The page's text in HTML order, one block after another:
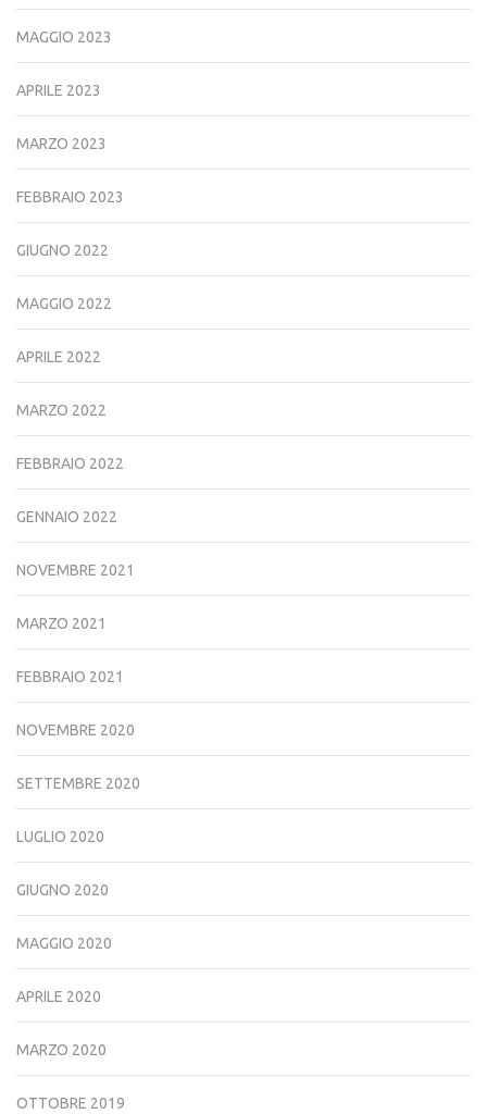
MAGGIO 2023
APRILE 2023
MARZO 2023
FEBBRAIO 2023
GIUGNO 2022
MAGGIO 2022
APRILE 2022
MARZO 2022
FEBBRAIO 2022
GENNAIO 2022
NOVEMBRE 2021
MARZO 2021
FEBBRAIO 2021
NOVEMBRE 2020
SETTEMBRE 2020
LUGLIO 2020
GIUGNO 2020
MAGGIO 2020
APRILE 2020
MARZO 2020
OTTOBRE 2019